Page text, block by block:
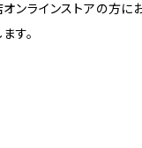
ンラインストアの方に
す。